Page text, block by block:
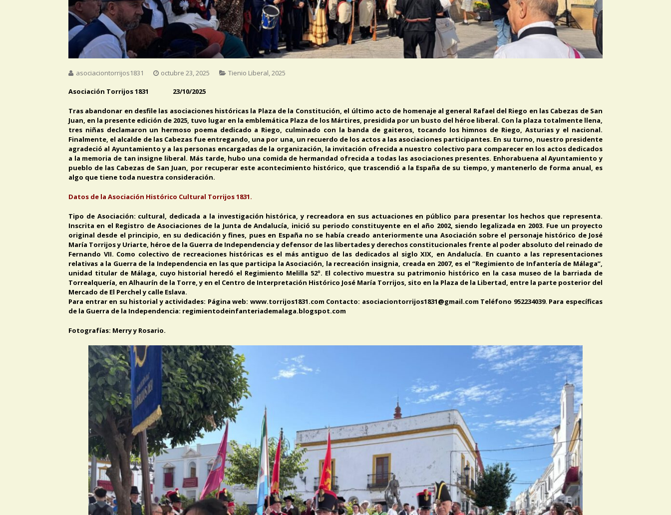
asociaciontorrijos1831 octubre 23, 2025 Tienio Liberal,2025
Asociación Torrijos 1831 23/10/2025
Tras abandonar en desfile las asociaciones históricas la Plaza de la Constitución, el último acto de homenaje al general Rafael del Riego en las Cabezas de San
Juan, en la presente edición de 2025, tuvo lugar en la emblemática Plaza de los Mártires, presidida por un busto del héroe liberal. Con la plaza totalmente llena,
tres niñas declamaron un hermoso poema dedicado a Riego, culminado con la banda de gaiteros, tocando los himnos de Riego, Asturias y el nacional.
Finalmente, el alcalde de las Cabezas fue entregando, una por una, un recuerdo de los actos a las asociaciones participantes. En su turno, nuestro presidente
agradeció al Ayuntamiento y a las personas encargadas de la organización, la invitación ofrecida a nuestro colectivo para comparecer en los actos dedicados
a la memoria de tan insigne liberal. Más tarde, hubo una comida de hermandad ofrecida a todas las asociaciones presentes. Enhorabuena al Ayuntamiento y
pueblo de las Cabezas de San Juan, por recuperar este acontecimiento histórico, que trascendió a la España de su tiempo, y mantenerlo de forma anual, es
algo que tiene toda nuestra consideración.
Datos de la Asociación Histórico Cultural Torrijos 1831.
Tipo de Asociación: cultural, dedicada a la investigación histórica, y recreadora en sus actuaciones en público para presentar los hechos que representa.
Inscrita en el Registro de Asociaciones de la Junta de Andalucía, inició su periodo constituyente en el año 2002, siendo legalizada en 2003. Fue un proyecto
original desde el principio, en su dedicación y fines, pues en España no se había creado anteriormente una Asociación sobre el personaje histórico de José
María Torrijos y Uriarte, héroe de la Guerra de Independencia y defensor de las libertades y derechos constitucionales frente al poder absoluto del reinado de
Fernando VII. Como colectivo de recreaciones históricas es el más antiguo de las dedicados al siglo XIX, en Andalucía. En cuanto a las representaciones
relativas a la Guerra de la Independencia en las que participa la Asociación, la recreación insignia, creada en 2007, es el “Regimiento de Infantería de Málaga”,
unidad titular de Málaga, cuyo historial heredó el Regimiento Melilla 52º. El colectivo muestra su patrimonio histórico en la casa museo de la barriada de
Torrealquería, en Alhaurín de la Torre, y en el Centro de Interpretación Histórico José María Torrijos, sito en la Plaza de la Libertad, entre la parte posterior del
Mercado de El Perchel y calle Eslava.
Para entrar en su historial y actividades: Página web: www.torrijos1831.com Contacto: asociaciontorrijos1831@gmail.com Teléfono 952234039. Para específicas
de la Guerra de la Independencia: regimientodeinfanteriademalaga.blogspot.com
Fotografías: Merry y Rosario.